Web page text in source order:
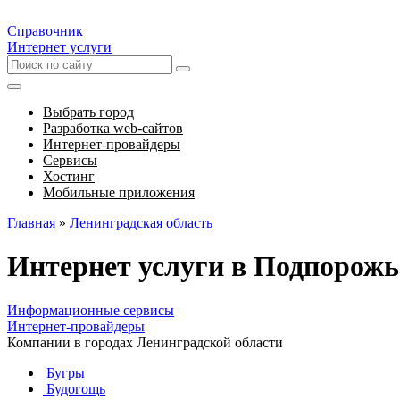
Справочник
Интернет услуги
Выбрать город
Разработка web-сайтов
Интернет-провайдеры
Сервисы
Хостинг
Мобильные приложения
Главная » Ленинградская область
Интернет услуги в
Информационные сервисы
Интернет-провайдеры
Компании в городах Ленинградской области
Бугры
Будогощь